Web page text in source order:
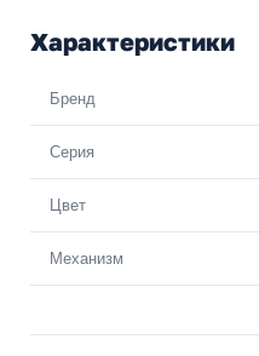
Характеристики
Бренд
Серия
Цвет
Механизм